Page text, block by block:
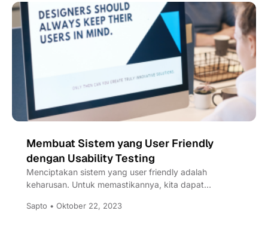
Membuat Sistem yang User Friendly
dengan Usability Testing
Menciptakan sistem yang user friendly adalah
keharusan. Untuk memastikannya, kita dapat
Sapto • Oktober 22, 2023